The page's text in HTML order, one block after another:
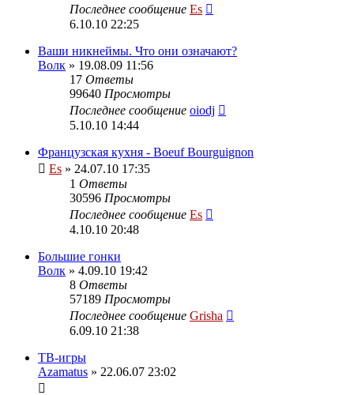
Последнее сообщение Es
6.10.10 22:25
Ваши никнеймы. Что они означают?
Волк » 19.08.09 11:56
17 Ответы
99640 Просмотры
Последнее сообщение oiodj
5.10.10 14:44
Французская кухня - Boeuf Bourguignon
Es » 24.07.10 17:35
1 Ответы
30596 Просмотры
Последнее сообщение Es
4.10.10 20:48
Большие гонки
Волк » 4.09.10 19:42
8 Ответы
57189 Просмотры
Последнее сообщение Grisha
6.09.10 21:38
ТВ-игры
Azamatus » 22.06.07 23:02